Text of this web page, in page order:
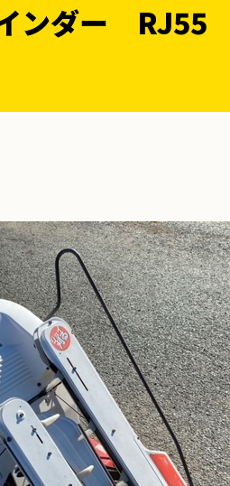
ンダー RJ55